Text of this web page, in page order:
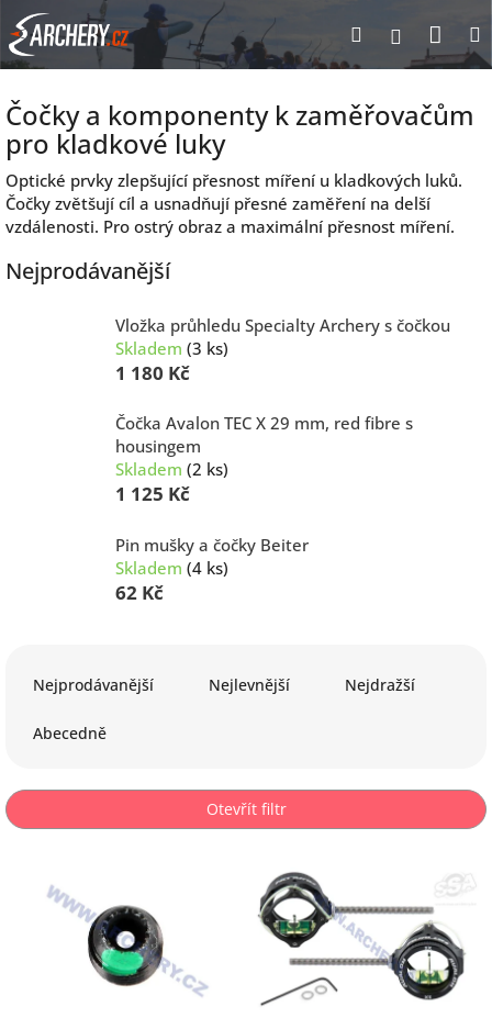
Přejít
na
obsah
Hledat
Čočky a komponenty k zaměřovačům
pro kladkové luky
Optické prvky zlepšující přesnost míření u kladkových luků.
Čočky zvětšují cíl a usnadňují přesné zaměření na delší
vzdálenosti. Pro ostrý obraz a maximální přesnost míření.
Nejprodávanější
Vložka průhledu Specialty Archery s čočkou
Skladem (3 ks)
1 180 Kč
Čočka Avalon TEC X 29 mm, red fibre s
housingem
Skladem (2 ks)
1 125 Kč
Pin mušky a čočky Beiter
Skladem (4 ks)
62 Kč
p
r
Nejprodávanější Nejlevnější Nejdražší
Abecedně
Otevřít filtr